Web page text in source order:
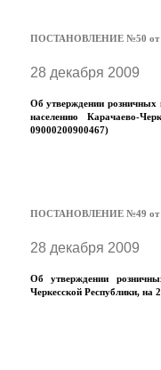
ПОСТАНОВЛЕНИЕ №50 от
28 декабря 2009
Об утверждении розничных
населению Карачаево-
09000200900467)
ПОСТАНОВЛЕНИЕ №49 от
28 декабря 2009
Об утверждении
Черкесской Республики, на